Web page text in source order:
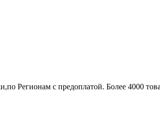
Регионам с предоплатой. Более 4000